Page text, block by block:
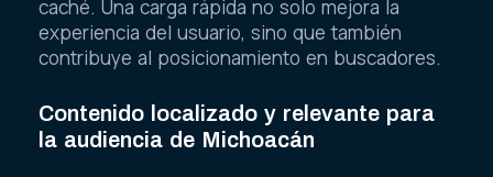
caché. Una carga rápida no solo mejora la
experiencia del usuario, sino que también
contribuye al posicionamiento en buscadores.
Contenido localizado y relevante para
la audiencia de Michoacán